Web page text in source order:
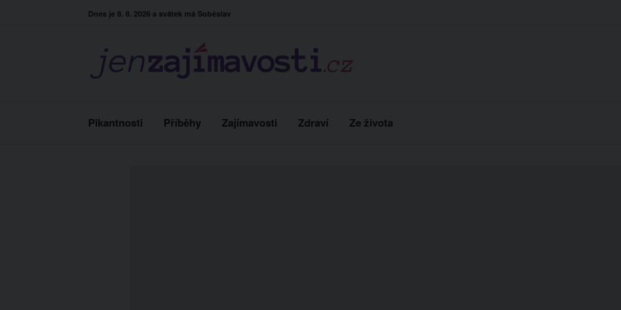
Dnes je 8. 8. 2026 a svátek má Soběslav
Pikantnosti Příběhy Zajímavosti Zdraví Ze života